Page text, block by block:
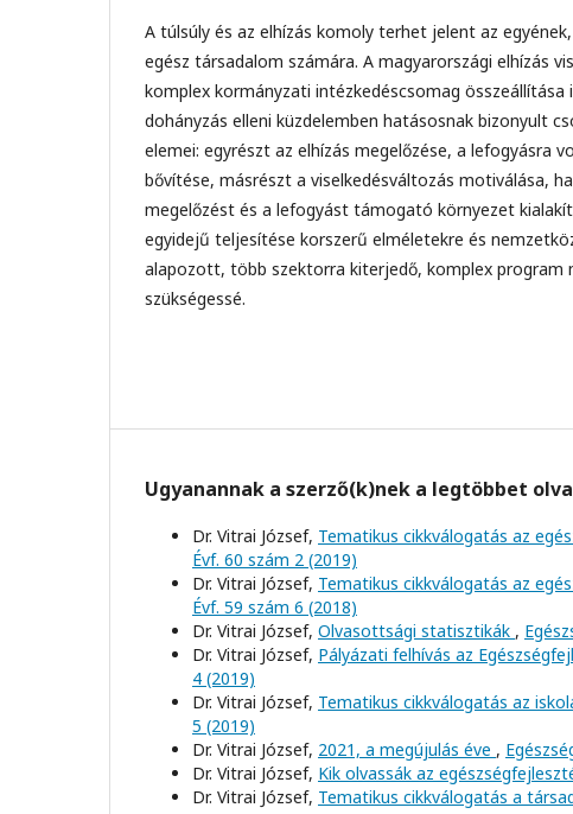
A túlsúly és az elhízás komoly terhet jelent az
egész társadalom számára. A magyarországi elhízás
komplex kormányzati intézkedéscsomag összeállítása
dohányzás elleni küzdelemben hatásosnak bizonyult
elemei: egyrészt az elhízás megelőzése, a lefogyásra
bővítése, másrészt a viselkedésváltozás motiválása,
megelőzést és a lefogyást támogató környezet
egyidejű teljesítése korszerű elméletekre és
alapozott, több szektorra kiterjedő, komplex program
szükségessé.
Ugyanannak a szerző(k)nek a legtöbbet
Dr. Vitrai József, Tematikus cikkválogatás az
Évf. 60 szám 2 (2019)
Dr. Vitrai József, Tematikus cikkválogatás az
Évf. 59 szám 6 (2018)
Dr. Vitrai József, Olvasottsági statisztikák ,
Dr. Vitrai József, Pályázati felhívás az
4 (2019)
Dr. Vitrai József, Tematikus cikkválogatás az
5 (2019)
Dr. Vitrai József, 2021, a megújulás éve ,
Dr. Vitrai József, Kik olvassák az
Dr. Vitrai József, Tematikus cikkválogatás a